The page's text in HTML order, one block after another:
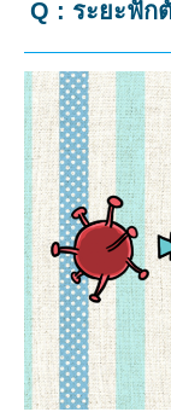
Q : ระยะฟัก